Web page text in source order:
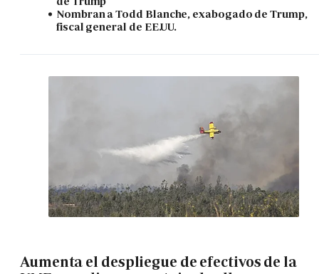
Nombran a Todd Blanche, exabogado de Trump,
fiscal general de EE.UU.
Aumenta el despliegue de efectivos de la